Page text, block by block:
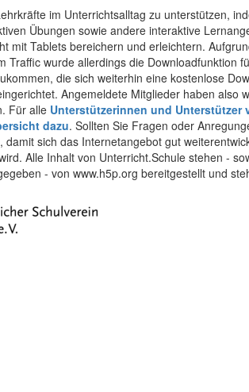
im Unterrichtsalltag zu unterstützen,
Übungen sowie andere interaktive
mit Tablets bereichern und erleichtern.
Traffic wurde allerdings die Downloadfunktion
die sich weiterhin eine kostenlose
Angemeldete Mitglieder haben also
Für alle Unterstützerinnen und Unterstützer
dazu. Sollten Sie Fragen oder
sich das Internetangebot gut
Alle Inhalt von Unterricht.Schule stehen -
- von www.h5p.org bereitgestellt und